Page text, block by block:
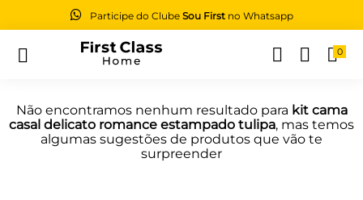
Participe do ClubeSou First no Whatsapp
0
Não encontramos nenhum resultado para kit cama
casal delicato romance estampado tulipa, mas temos
algumas sugestões de produtos que vão te
surpreender